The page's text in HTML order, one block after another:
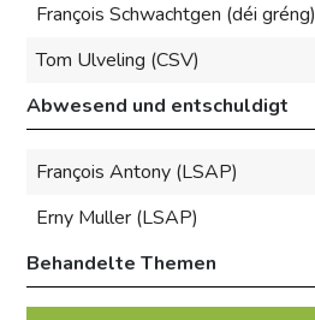
François Schwachtgen (déi gréng)
Tom Ulveling (CSV)
Abwesend und entschuldigt
François Antony (LSAP)
Erny Muller (LSAP)
Behandelte Themen